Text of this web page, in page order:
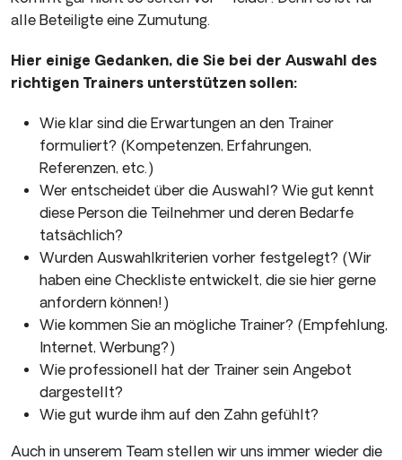
alle Beteiligte eine Zumutung.
Hier einige Gedanken, die Sie bei der Auswahl des
richtigen Trainers unterstützen sollen:
Wie klar sind die Erwartungen an den Trainer
formuliert? (Kompetenzen, Erfahrungen,
Referenzen, etc.)
Wer entscheidet über die Auswahl? Wie gut kennt
diese Person die Teilnehmer und deren Bedarfe
tatsächlich?
Wurden Auswahlkriterien vorher festgelegt? (Wir
haben eine Checkliste entwickelt, die sie hier gerne
anfordern können!)
Wie kommen Sie an mögliche Trainer? (Empfehlung,
Internet, Werbung?)
Wie professionell hat der Trainer sein Angebot
dargestellt?
Wie gut wurde ihm auf den Zahn gefühlt?
Auch in unserem Team stellen wir uns immer wieder die